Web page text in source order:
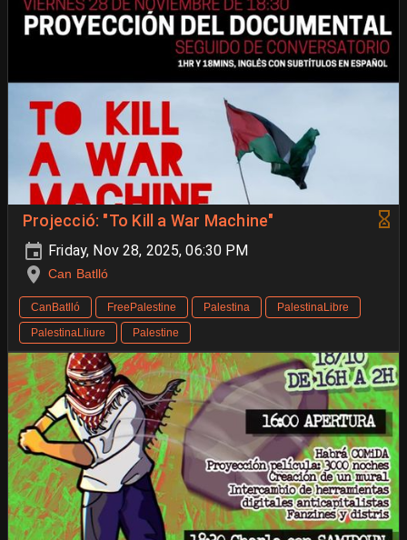
Projecció: "To Kill a War Machine"
Friday, Nov 28, 2025, 06:30 PM
Can Batlló
CanBatlló FreePalestine Palestina
PalestinaLibre
PalestinaLliure
Palestine